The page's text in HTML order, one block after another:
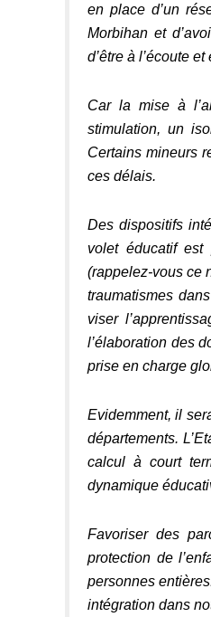
en place d’un
Morbihan et
d’être à l’écoute
Car la mise à
stimulation, un
Certains mineurs
ces délais.
Des dispositifs
volet éducatif est
(rappelez-vous ce
traumatismes
viser
l’élaboration des
prise en charge
Evidemment, il
départements.
calcul à court
dynamique
Favoriser des
protection de
personnes
intégration dans